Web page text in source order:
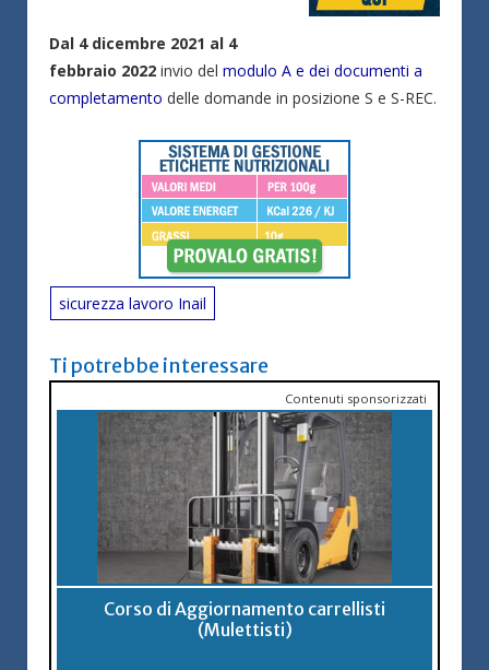
Dal 4 dicembre 2021 al 4
febbraio 2022 invio del modulo A e dei documenti a
completamento delle domande in posizione S e S-REC.
sicurezza lavoro Inail
Ti potrebbe interessare
Contenuti sponsorizzati
Corso di Aggiornamento carrellisti
(Mulettisti)